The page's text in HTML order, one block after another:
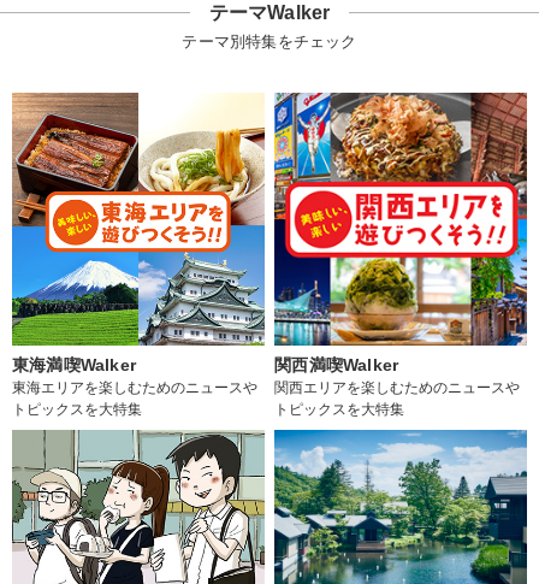
テーマWalker
テーマ別特集をチェック
東海満喫Walker
東海エリアを楽しむためのニュースや
トピックスを大特集
関西満喫Walker
関西エリアを楽しむためのニュースや
トピックスを大特集